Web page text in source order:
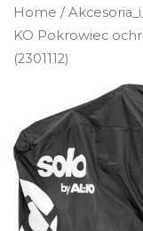
Home /
KO Pokrowiec
(2301112)